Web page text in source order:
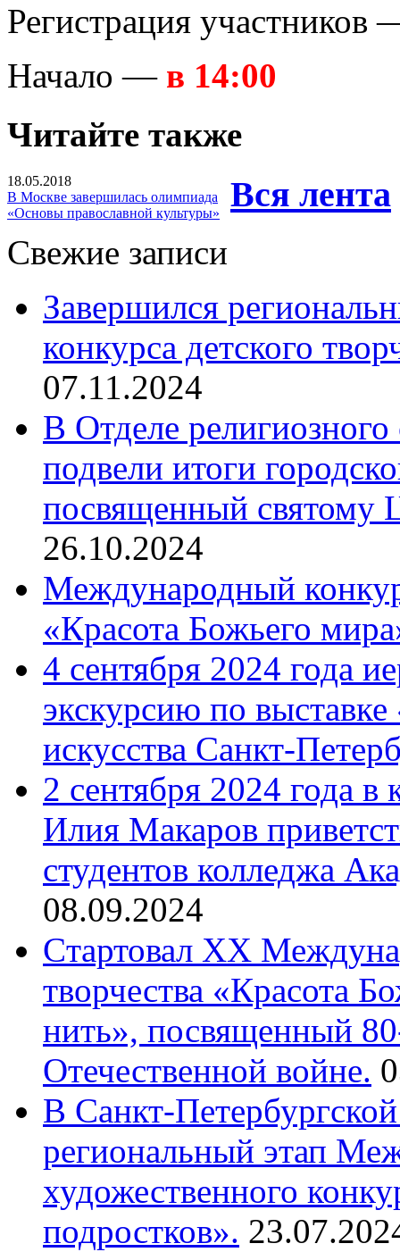
Регистрация
Начало —в 14:00
Читайте также
18.05.2018
В Москве завершилась олимпиада
«Основы православной культуры»
Вся лента
Свежие записи
Завершился
конкурса детского
07.11.2024
В Отделе религиозного
подвели итоги
посвященный святому
26.10.2024
Международный
«Красота Божьего
4 сентября 2024 года
экскурсию по
искусства Санкт-
2 сентября 2024 года
Илия Макаров
студентов колледжа
08.09.2024
Cтартовал XX
творчества «Красота
нить», посвященный
Отечественной войне.
В Санкт-
региональный этап
художественного
подростков».